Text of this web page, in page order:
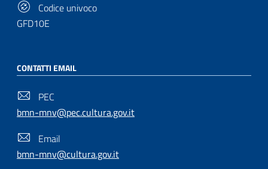
Codice univoco
GFD10E
CONTATTI EMAIL
PEC
bmn-mnv@pec.cultura.gov.it
Email
bmn-mnv@cultura.gov.it